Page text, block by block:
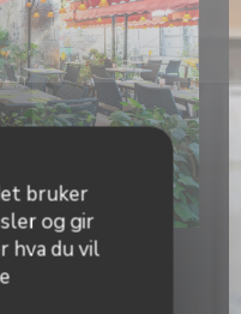
bruker
og gir
hva du vil
de